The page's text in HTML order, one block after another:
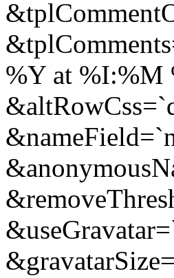
%Y at %I:%M